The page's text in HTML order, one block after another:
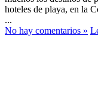
hoteles de playa, en la
...
No hay comentarios »